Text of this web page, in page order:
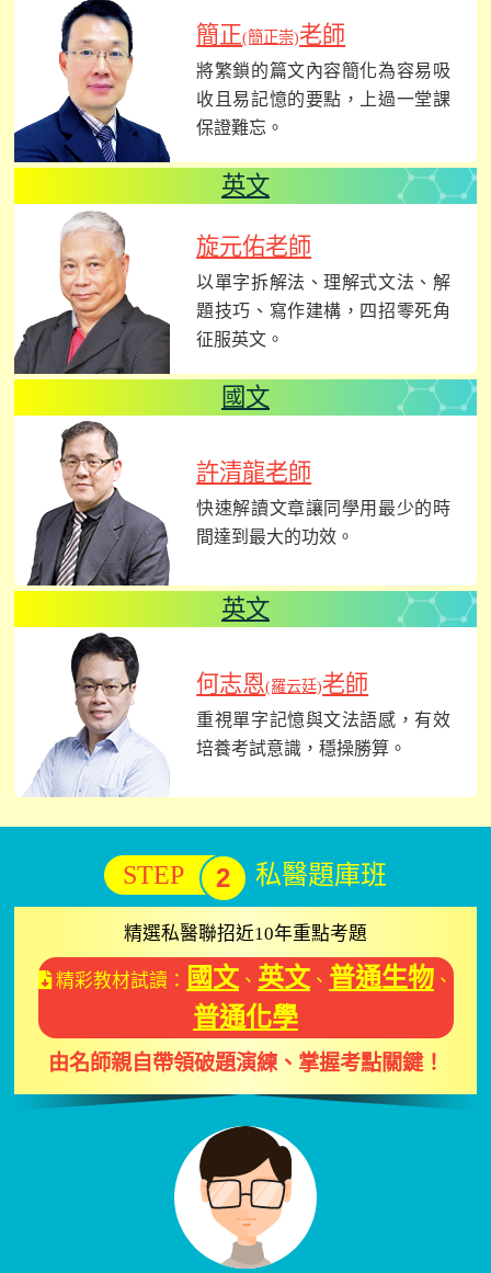
簡正(簡正崇)老師
將繁鎖的篇文內容簡化為容易吸
收且易記憶的要點，上過一堂課
保證難忘。
英文
旋元佑老師
以單字拆解法、理解式文法、解
題技巧、寫作建構，四招零死角
征服英文。
國文
許清龍老師
快速解讀文章讓同學用最少的時
間達到最大的功效。
英文
何志恩(羅云廷)老師
重視單字記憶與文法語感，有效
培養考試意識，穩操勝算。
STEP 2 私醫題庫班
精選私醫聯招近10年重點考題
精彩教材試讀： 國文、 英文、 普通生物 、
普通化學
由名師親自帶領破題演練、掌握考點關鍵！